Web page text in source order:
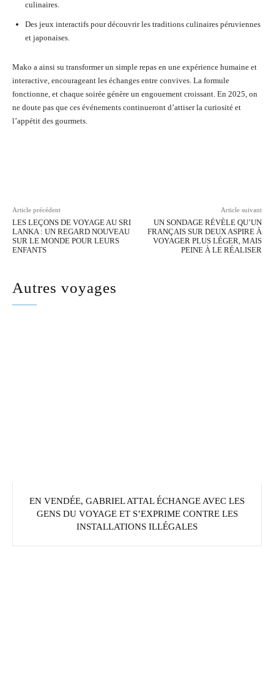
culinaires.
Des jeux interactifs pour découvrir les traditions culinaires péruviennes
et japonaises.
Mako a ainsi su transformer un simple repas en une expérience humaine et
interactive, encourageant les échanges entre convives. La formule
fonctionne, et chaque soirée génère un engouement croissant. En 2025, on
ne doute pas que ces événements continueront d’attiser la curiosité et
l’appétit des gourmets.
Article précédent
LES LEÇONS DE VOYAGE AU SRI
LANKA : UN REGARD NOUVEAU
SUR LE MONDE POUR LEURS
ENFANTS
Article suivant
UN SONDAGE RÉVÈLE QU’UN
FRANÇAIS SUR DEUX ASPIRE À
VOYAGER PLUS LÉGER, MAIS
PEINE À LE RÉALISER
Autres voyages
EN VENDÉE, GABRIEL ATTAL ÉCHANGE AVEC LES
GENS DU VOYAGE ET S’EXPRIME CONTRE LES
INSTALLATIONS ILLÉGALES